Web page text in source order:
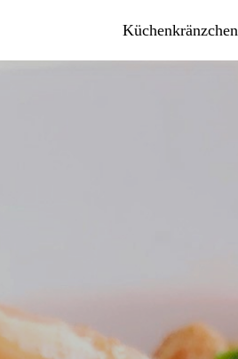
Küchenkränzchen